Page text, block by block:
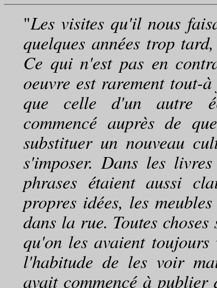
"Les visites qu'il nous
quelques années trop
Ce qui n'est pas en
oeuvre est rarement tout-
que celle d'un autre
commencé auprès de
substituer un nouveau
s'imposer. Dans les
phrases étaient aussi
propres idées, les
dans la rue. Toutes
qu'on les avaient
l'habitude de les voir
avait commencé à publier